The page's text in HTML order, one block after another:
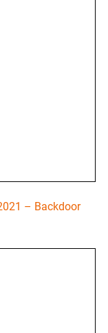
– Backdoor